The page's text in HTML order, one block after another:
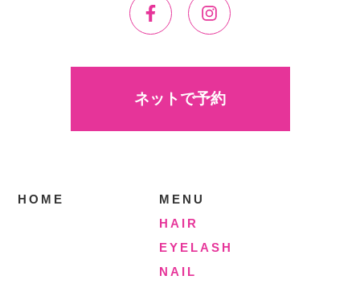
ネットで予約
HOME
MENU
HAIR
EYELASH
NAIL